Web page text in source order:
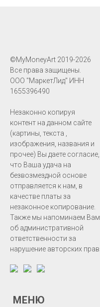
©MyMoneyArt 2019-2026
Все права защищены.
ООО "МаркетЛид" ИНН
1655396490
Незаконно копируя
контент на данном сайте
(картины, текста ,
изображения, названия и
прочее) Вы даете согласие,
что Ваша удача на
безвозмездной основе
отправляется к нам, в
качестве платы за
незаконное копирование.
Также мы напоминаем Вам
об административной
ответственности за
нарушение авторских прав.
МЕНЮ